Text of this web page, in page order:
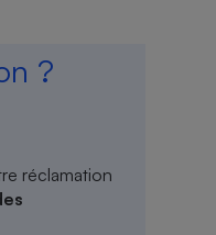
?
réclamation